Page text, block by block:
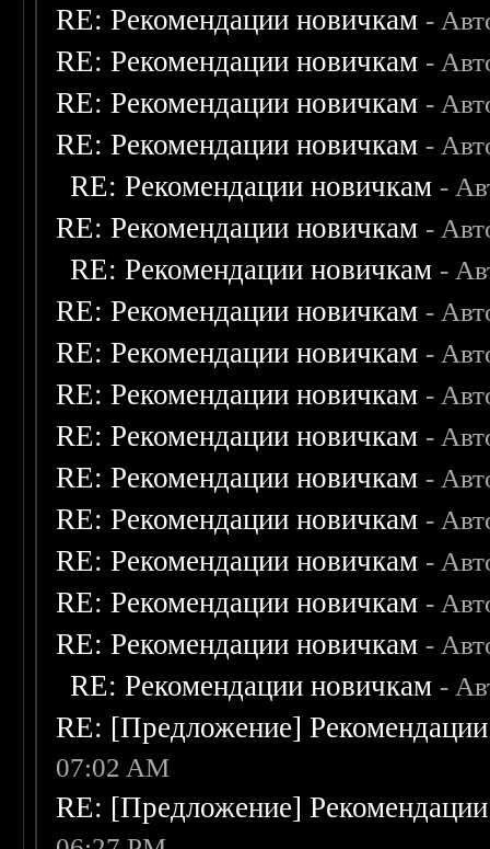
RE: Рекомендации новичкам -
RE: Рекомендации новичкам -
RE: Рекомендации новичкам -
RE: Рекомендации новичкам -
RE: Рекомендации новичкам -
RE: Рекомендации новичкам -
RE: Рекомендации новичкам -
RE: Рекомендации новичкам -
RE: Рекомендации новичкам -
RE: Рекомендации новичкам -
RE: Рекомендации новичкам -
RE: Рекомендации новичкам -
RE: Рекомендации новичкам -
RE: Рекомендации новичкам -
RE: Рекомендации новичкам -
RE: Рекомендации новичкам -
RE: Рекомендации новичкам -
RE: [Предложение]
07:02 AM
RE: [Предложение]